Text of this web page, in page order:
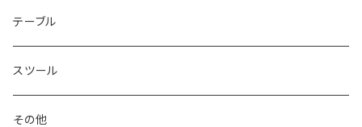
テーブル
スツール
その他